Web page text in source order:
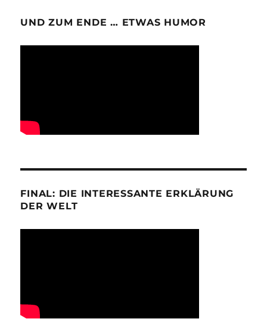
UND ZUM ENDE … ETWAS HUMOR
FINAL: DIE INTERESSANTE ERKLÄRUNG
DER WELT